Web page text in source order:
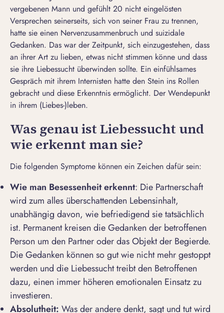
vergebenen Mann und gefühlt 20 nicht eingelösten
Versprechen seinerseits, sich von seiner Frau zu trennen,
hatte sie einen Nervenzusammenbruch und suizidale
Gedanken. Das war der Zeitpunkt, sich einzugestehen, dass
an ihrer Art zu lieben, etwas nicht stimmen könne und dass
sie ihre Liebessucht überwinden sollte. Ein einfühlsames
Gespräch mit ihrem Internisten hatte den Stein ins Rollen
gebracht und diese Erkenntnis ermöglicht. Der Wendepunkt
in ihrem (Liebes-)leben.
Was genau ist Liebessucht und
wie erkennt man sie?
Die folgenden Symptome können ein Zeichen dafür sein:
Wie man Besessenheit erkennt: Die Partnerschaft
wird zum alles überschattenden Lebensinhalt,
unabhängig davon, wie befriedigend sie tatsächlich
ist. Permanent kreisen die Gedanken der betroffenen
Person um den Partner oder das Objekt der Begierde.
Die Gedanken können so gut wie nicht mehr gestoppt
werden und die Liebessucht treibt den Betroffenen
dazu, einen immer höheren emotionalen Einsatz zu
investieren.
Absolutheit: Was der andere denkt, sagt und tut wird